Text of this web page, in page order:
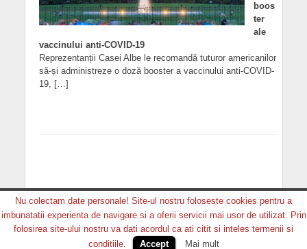
boos
ter
ale
vaccinului anti-COVID-19
Reprezentanții Casei Albe le recomandă tuturor americanilor
să-și administreze o doză booster a vaccinului anti-COVID-
19, […]
Copyright © 2026. MEDIA GRUP PRODUCTION. Toate
drepturile rezervate.
Nu colectam date personale! Site-ul nostru foloseste cookies pentru a
imbunatatii experienta de navigare si a oferii servicii mai usor de utilizat. Prin
folosirea site-ului nostru va dati acordul ca ati citit si inteles termenii si
conditiile.
Accept Mai mult